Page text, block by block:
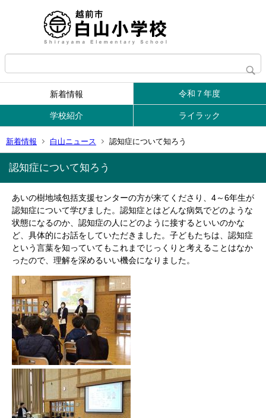
新着情報 令和７年度
学校紹介 ライラック
新着情報 白山ニュース 認知症について知ろう
認知症について知ろう
あいの樹地域包括支援センターの方が来てくださり、4～6年生が
認知症について学びました。認知症とはどんな病気でどのような
状態になるのか、認知症の人にどのように接するといいのかな
ど、具体的にお話をしていただきました。子どもたちは、認知症
という言葉を知っていてもこれまでじっくりと考えることはなか
ったので、理解を深めるいい機会になりました。